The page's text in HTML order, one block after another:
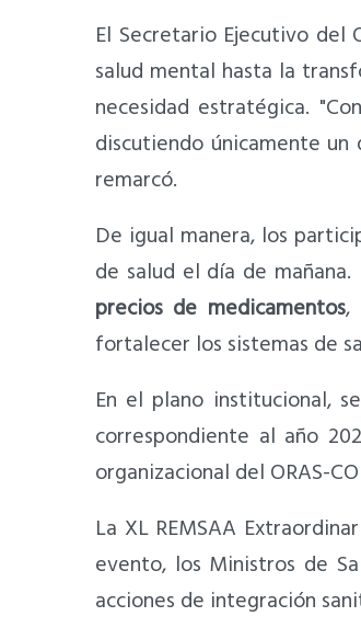
El Secretario Ejecutivo del
salud mental hasta la
necesidad estratégica.
discutiendo únicamente
remarcó.
De igual manera, los
de salud el día de
precios de medicamentos,
fortalecer los sistemas de
En el plano institucional,
correspondiente al año
organizacional del ORAS-
La XL REMSAA
evento, los Ministros de
acciones de integración